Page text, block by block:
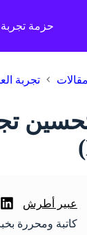
حزمة
تجربة
عبير أطرش
كاتبة ومحررة بخبرة +7 سنوات، متخصصة في كتابة المحتوى، والسرد القصصي،